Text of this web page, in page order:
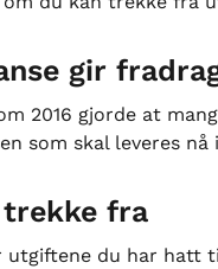
gir
2016 gjorde at
som skal leveres
fra
utgiftene du har hatt